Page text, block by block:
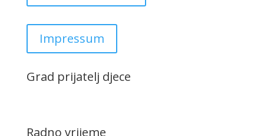
Impressum
Grad prijatelj djece
Radno vrijeme